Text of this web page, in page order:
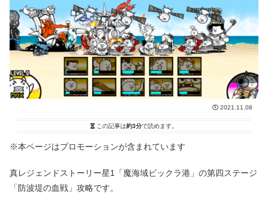
2021.11.08
この記事は約3分で読めます。
※本ページはプロモーションが含まれています
真レジェンドストーリー星1「魔海域ビックラ港」の第四ステージ
「防波堤の血戦」攻略です。